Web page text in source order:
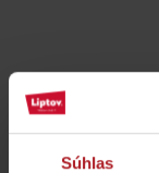
Súhlas